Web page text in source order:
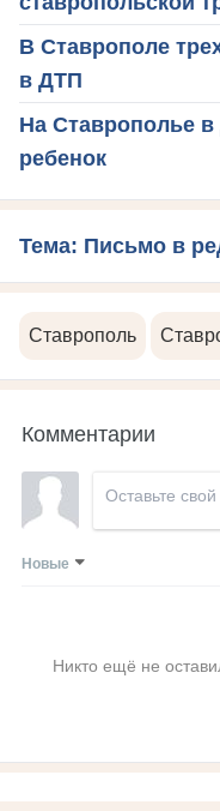
В Ставрополе
в ДТП
На Ставрополье
ребенок
Тема: Письмо в
Ставрополь
Комментарии
Новые
Никто ещё не